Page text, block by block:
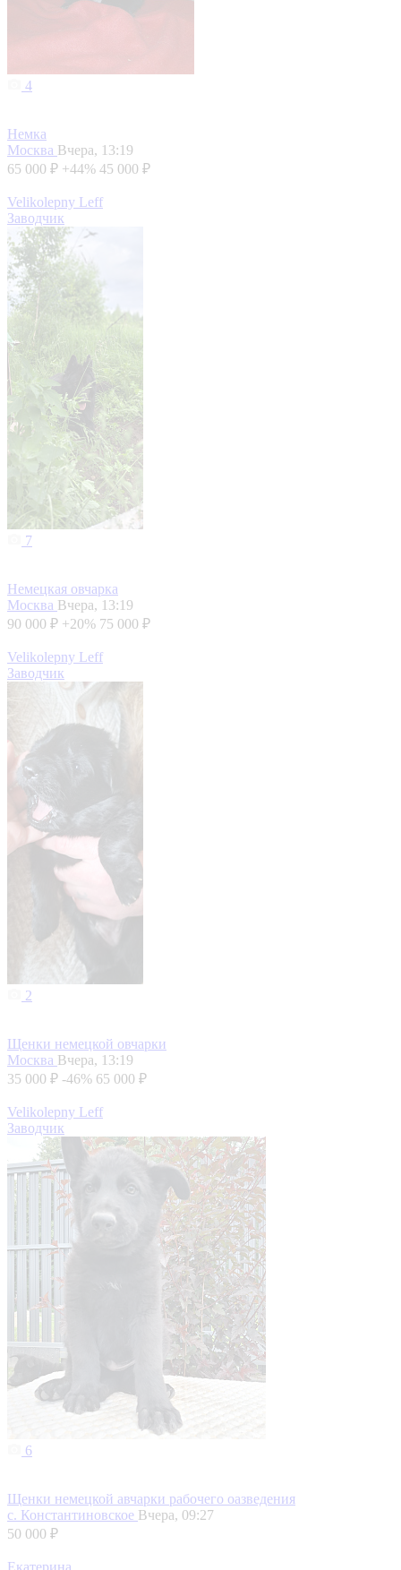
4
Немка
Москва Вчера, 13:19
65 000 ₽ +44% 45 000 ₽
Velikolepny Leff
Заводчик
7
Немецкая овчарка
Москва Вчера, 13:19
90 000 ₽ +20% 75 000 ₽
Velikolepny Leff
Заводчик
2
Щенки немецкой овчарки
Москва Вчера, 13:19
35 000 ₽ -46% 65 000 ₽
Velikolepny Leff
Заводчик
6
Щенки немецкой авчарки рабочего оазведения
с. Константиновское Вчера, 09:27
50 000 ₽